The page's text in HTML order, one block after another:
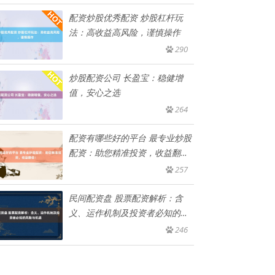
配资炒股优秀配资 炒股杠杆玩
法：高收益高风险，谨慎操作
290
炒股配资公司 长盈宝：稳健增
值，安心之选
264
配资有哪些好的平台 最专业炒股
配资：助您精准投资，收益翻
257
民间配资盘 股票配资解析：含
义、运作机制及投资者必知的风
246